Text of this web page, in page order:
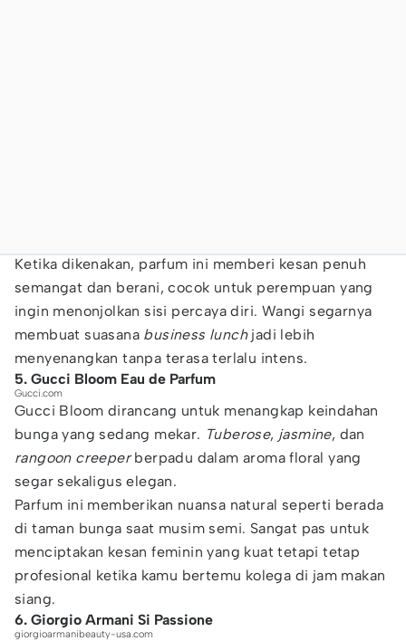
Ketika dikenakan, parfum ini memberi kesan penuh
semangat dan berani, cocok untuk perempuan yang
ingin menonjolkan sisi percaya diri. Wangi segarnya
membuat suasana business lunchjadi lebih
menyenangkan tanpa terasa terlalu intens.
5. Gucci Bloom Eau de Parfum
Gucci.com
Gucci Bloom dirancang untuk menangkap keindahan
bunga yang sedang mekar. Tuberose, jasmine, dan
rangoon creeperberpadu dalam aroma floral yang
segar sekaligus elegan.
Parfum ini memberikan nuansa natural seperti berada
di taman bunga saat musim semi. Sangat pas untuk
menciptakan kesan feminin yang kuat tetapi tetap
profesional ketika kamu bertemu kolega di jam makan
siang.
6. Giorgio Armani Si Passione
giorgioarmanibeauty-usa.com